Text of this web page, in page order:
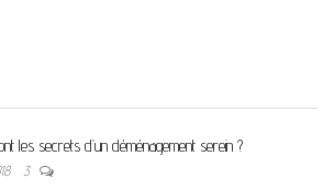
les secrets d’un déménagement serein ?
3